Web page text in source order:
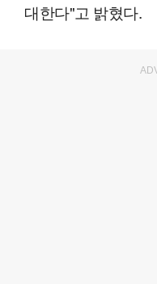
대한다"고 밝혔다.